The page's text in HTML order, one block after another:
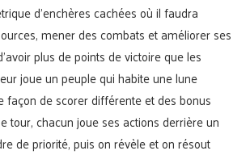
d’enchères cachées où il faudra
mener des combats et améliorer ses
plus de points de victoire que les
joue un peuple qui habite une lune
façon de scorer différente et des bonus
tour, chacun joue ses actions derrière un
de priorité, puis on révèle et on résout